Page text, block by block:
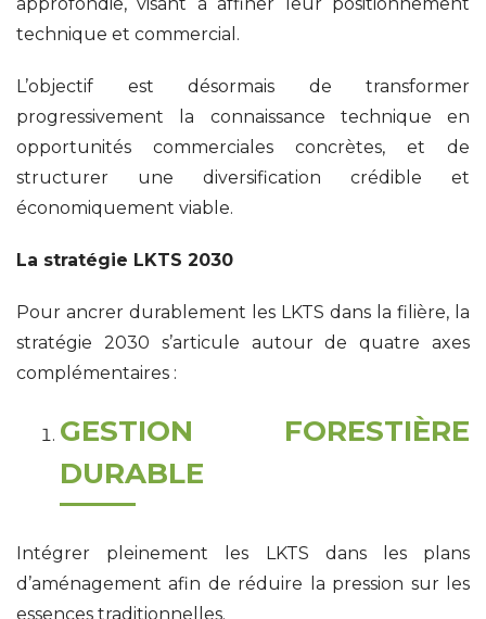
approfondie, visant à affiner leur positionnement
technique et commercial.
L’objectif est désormais de transformer
progressivement la connaissance technique en
opportunités commerciales concrètes, et de
structurer une diversification crédible et
économiquement viable.
La stratégie LKTS 2030
Pour ancrer durablement les LKTS dans la filière, la
stratégie 2030 s’articule autour de quatre axes
complémentaires :
GESTION FORESTIÈRE
DURABLE
Intégrer pleinement les LKTS dans les plans
d’aménagement afin de réduire la pression sur les
essences traditionnelles.